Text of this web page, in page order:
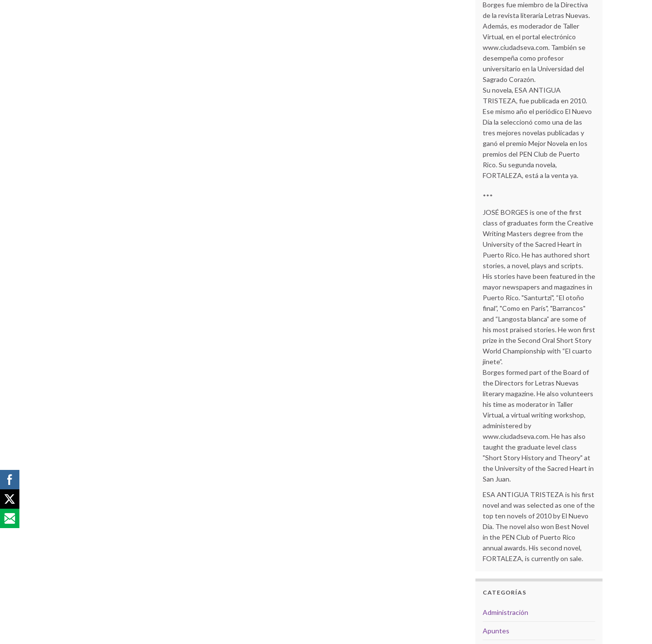
Borges fue miembro de la Directiva
de la revista literaria Letras Nuevas.
Además, es moderador de Taller
Virtual, en el portal electrónico
www.ciudadseva.com. También se
desempeña como profesor
universitario en la Universidad del
Sagrado Corazón.
Su novela, ESA ANTIGUA
TRISTEZA, fue publicada en 2010.
Ese mismo año el periódico El Nuevo
Día la seleccionó como una de las
tres mejores novelas publicadas y
ganó el premio Mejor Novela en los
premios del PEN Club de Puerto
Rico. Su segunda novela,
FORTALEZA, está a la venta ya.
***
JOSÉ BORGES is one of the first
class of graduates form the Creative
Writing Masters degree from the
University of the Sacred Heart in
Puerto Rico. He has authored short
stories, a novel, plays and scripts.
His stories have been featured in the
mayor newspapers and magazines in
Puerto Rico. "Santurtzi", “El otoño
final”, "Como en París", "Barrancos"
and “Langosta blanca” are some of
his most praised stories. He won first
prize in the Second Oral Short Story
World Championship with “El cuarto
jinete”.
Borges formed part of the Board of
the Directors for Letras Nuevas
literary magazine. He also volunteers
his time as moderator in Taller
Virtual, a virtual writing workshop,
administered by
www.ciudadseva.com. He has also
taught the graduate level class
"Short Story History and Theory" at
the University of the Sacred Heart in
San Juan.
ESA ANTIGUA TRISTEZA is his first
novel and was selected as one of the
top ten novels of 2010 by El Nuevo
Día. The novel also won Best Novel
in the PEN Club of Puerto Rico
annual awards. His second novel,
FORTALEZA, is currently on sale.
CATEGORÍAS
Administración
Apuntes